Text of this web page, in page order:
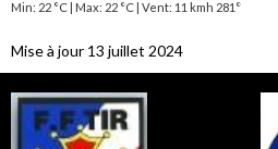
Min: 22 °C | Max: 22 °C | Vent: 11 kmh 281°
Mise à jour 13 juillet 2024